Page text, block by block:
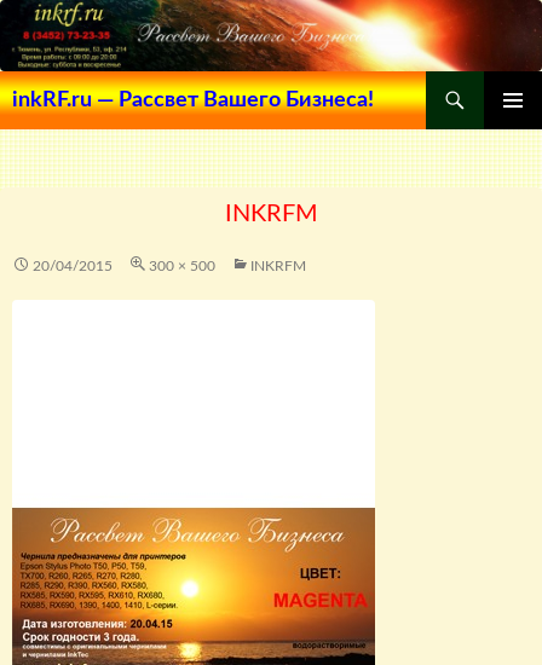
inkRF.ru — Рассвет Вашего Бизнеса!
Поиск
МЕНЮ
К
СОДЕРЖИМОМУ
INKRFM
20/04/2015 300 × 500 INKRFM